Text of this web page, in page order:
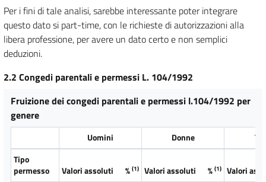
Per i fini di tale analisi, sarebbe interessante poter integrare
questo dato si part-time, con le richieste di autorizzazioni alla
libera professione, per avere un dato certo e non semplici
deduzioni.
2.2 Congedi parentali e permessi L. 104/1992
Fruizione dei congedi parentali e permessi l.104/1992 per
genere
Uomini Donne
Tipo
permesso
Valori assoluti %(1) Valori assoluti %(1) Valori